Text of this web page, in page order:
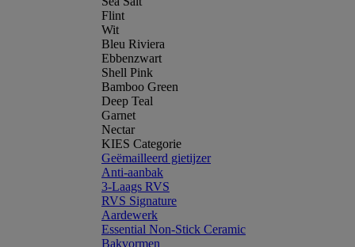
Flint
Wit
Bleu Riviera
Ebbenzwart
Shell Pink
Bamboo Green
Deep Teal
Garnet
Nectar
KIES Categorie
Geëmailleerd gietijzer
Anti-aanbak
3-Laags RVS
RVS Signature
Aardewerk
Essential Non-Stick Ceramic
Bakvormen